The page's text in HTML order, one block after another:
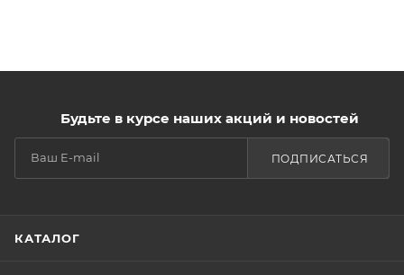
Будьте в курсе наших акций и новостей
ПОДПИСАТЬСЯ
КАТАЛОГ